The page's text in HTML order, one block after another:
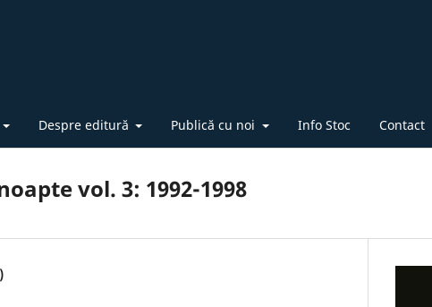
Despre editură Publică cu noi Info Stoc Contact
vol. 3: 1992-1998